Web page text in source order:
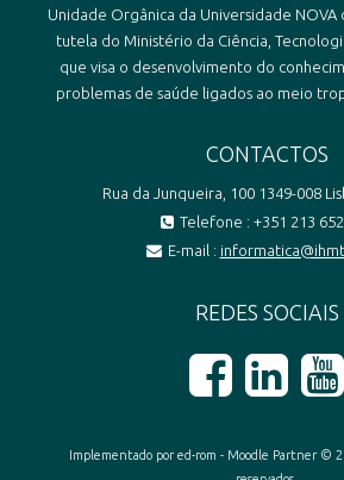
Unidade Orgânica da Universidade NOVA
tutela do Ministério da Ciência,
que visa o desenvolvimento do
problemas de saúde ligados ao meio
CONTACTOS
Rua da Junqueira, 100 1349-008
Telefone : +351 213
E-mail :
REDES SOCIAIS
Implementado por ed-rom - Moodle Partner ©